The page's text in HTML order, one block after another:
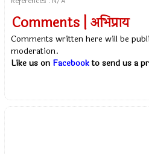
Comments | अभिप्राय
Comments written here will be
moderation.
Like us on Facebookto send us a